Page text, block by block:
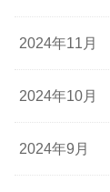
2024年11月
2024年10月
2024年9月